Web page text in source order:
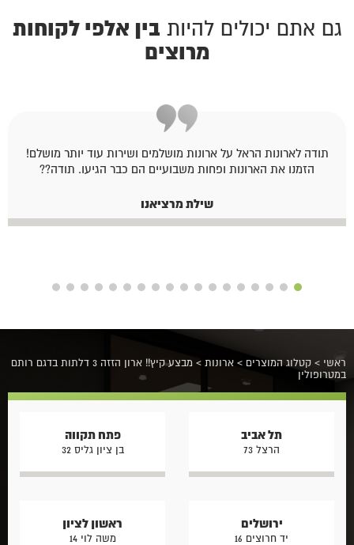
גם אתם יכולים להיות בין אלפי לקוחות
מרוצים
תודה לארונות הראל על ארונות מושלמים ושירות עוד יותר מושלם!
הזמנו את הארונות ופחות משבועיים הם כבר הגיעו. תודה??
שילת מרציאנו
ראשי > קטלוג המוצרים > ארונות >
מבצע קיץ!! ארון הזזה 3 דלתות בדגם רותם
במטרופולין
תל אביב
הרצל 73
פתח תקווה
בן ציון גליס 32
ירושלים
יד חרוצים 16
ראשון לציון
משה לוי 14